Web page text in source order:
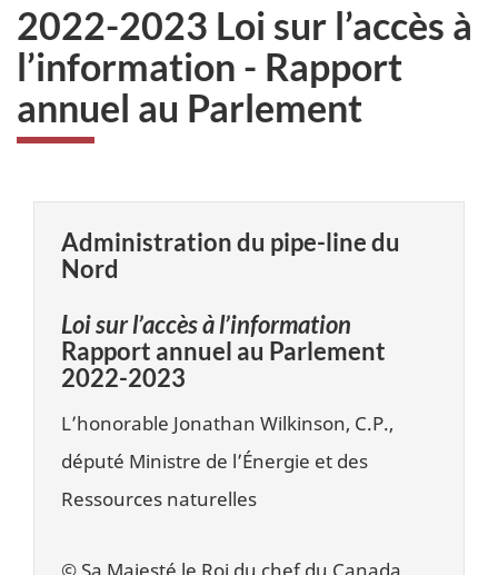
2022-2023 Loi sur l’accès à
l’information - Rapport
annuel au Parlement
Administration du pipe-line du
Nord
Loi sur l’accès à l’information
Rapport annuel au Parlement
2022-2023
L’honorable Jonathan Wilkinson, C.P.,
député Ministre de l’Énergie et des
Ressources naturelles
© Sa Majesté le Roi du chef du Canada,